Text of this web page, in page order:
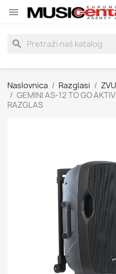

search
Naslovnica Razglasi
GEMINI AS-12 TO GO
RAZGLAS